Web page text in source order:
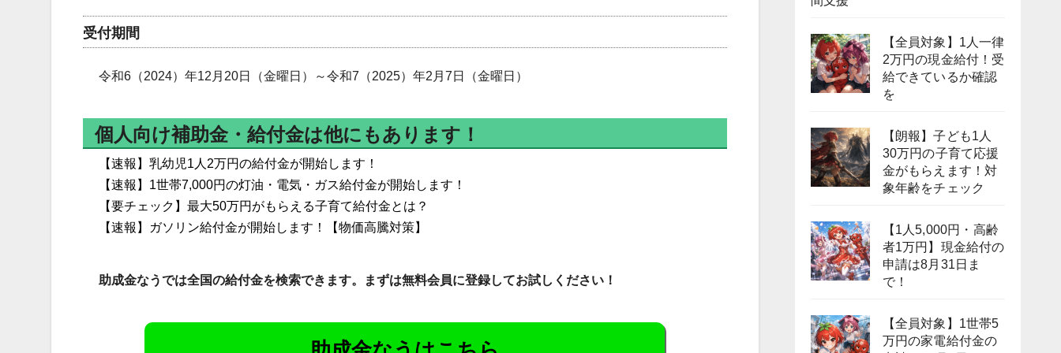
受付期間
令和6（2024）年12月20日（金曜日）～令和7（2025）年2月7日（金曜日）
個人向け補助金・給付金は他にもあります！
【速報】乳幼児1人2万円の給付金が開始します！
【速報】1世帯7,000円の灯油・電気・ガス給付金が開始します！
【要チェック】最大50万円がもらえる子育て給付金とは？
【速報】ガソリン給付金が開始します！【物価高騰対策】
助成金なうでは全国の給付金を検索できます。まずは無料会員に登録してお試しください！
【全員対象】1人一律
2万円の現金給付！受
給できているか確認
を
【朗報】子ども1人
30万円の子育て応援
金がもらえます！対
象年齢をチェック
【1人5,000円・高齢
者1万円】現金給付の
申請は8月31日ま
で！
【全員対象】1世帯5
万円の家電給付金の